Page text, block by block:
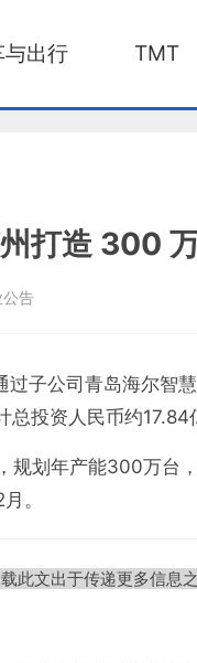
与出行 TMT
打造 300
公告
子公司青岛海尔智
投资人民币约17.84
规划年产能300万台
。
此文出于传递更多信息